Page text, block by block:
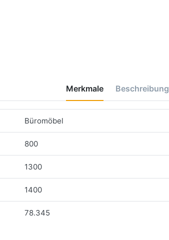
Merkmale Beschreibung
Büromöbel
800
1300
1400
78.345